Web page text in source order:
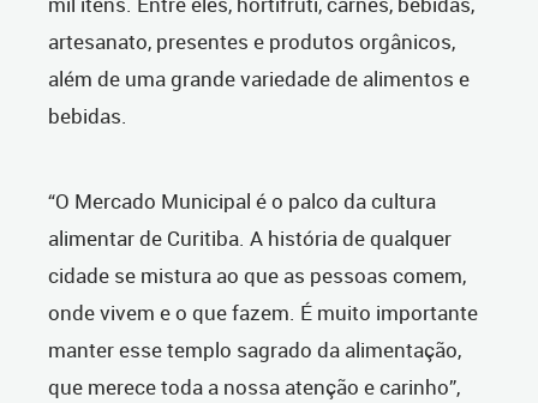
artesanato, presentes e produtos orgânicos,
além de uma grande variedade de alimentos e
bebidas.
“O Mercado Municipal é o palco da cultura
alimentar de Curitiba. A história de qualquer
cidade se mistura ao que as pessoas comem,
onde vivem e o que fazem. É muito importante
manter esse templo sagrado da alimentação,
que merece toda a nossa atenção e carinho”,